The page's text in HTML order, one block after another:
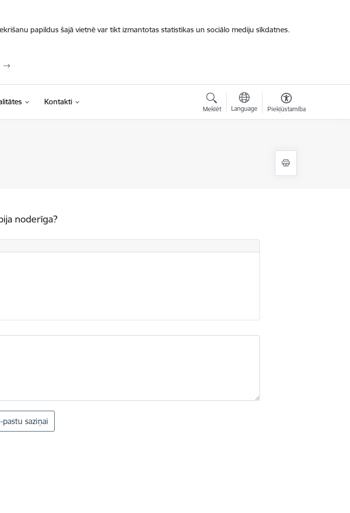
papildus šajā vietnē var tikt izmantotas statistikas un sociālo mediju sīkdatnes.
Kontakti
Meklēt Language Piekļūstamība
noderīga?
saziņai